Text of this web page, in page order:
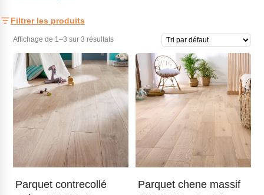
Filtrer les produits
Affichage de 1–3 sur 3 résultats
Parquet contrecollé
Parquet chene massif